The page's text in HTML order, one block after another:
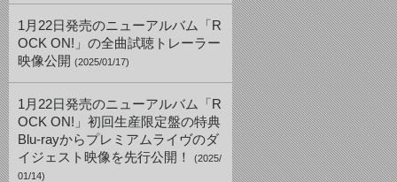
1月22日発売のニューアルバム「R
OCK ON!」の全曲試聴トレーラー
映像公開 (2025/01/17)
1月22日発売のニューアルバム「R
OCK ON!」初回生産限定盤の特典
Blu-rayからプレミアムライヴのダ
イジェスト映像を先行公開！
(2025/
01/14)